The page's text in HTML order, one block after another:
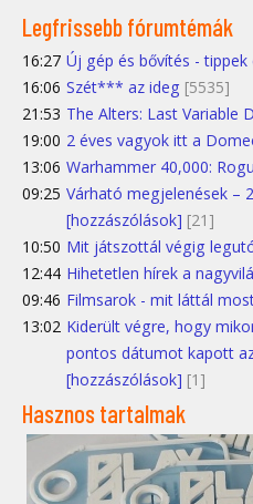
Legfrissebb fórumtémák
16:27 Új gép és bővítés - tippek
16:06 Szét*** az ideg [5535]
21:53 The Alters: Last Variable
19:00 2 éves vagyok itt a
13:06 Warhammer 40,000:
09:25 Várható megjelenések –
[hozzászólások] [21]
10:50 Mit játszottál végig
12:44 Hihetetlen hírek a
09:46 Filmsarok - mit láttál
13:02 Kiderült végre, hogy
pontos dátumot kapott
[hozzászólások] [1]
Hasznos tartalmak